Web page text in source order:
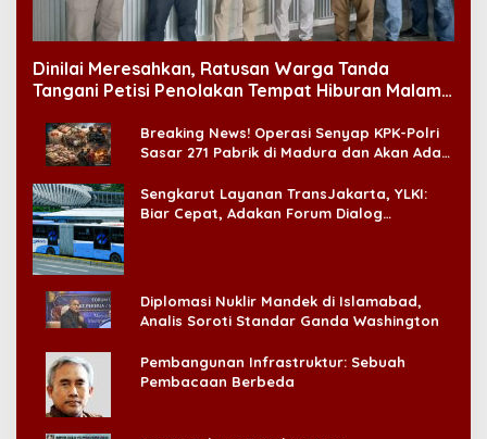
Dinilai Meresahkan, Ratusan Warga Tanda
Tangani Petisi Penolakan Tempat Hiburan Malam
Breaking News! Operasi Senyap KPK-Polri
Sasar 271 Pabrik di Madura dan Akan Ada
Sengkarut Layanan TransJakarta, YLKI:
Biar Cepat, Adakan Forum Dialog
Diplomasi Nuklir Mandek di Islamabad,
Analis Soroti Standar Ganda Washington
Pembangunan Infrastruktur: Sebuah
Pembacaan Berbeda